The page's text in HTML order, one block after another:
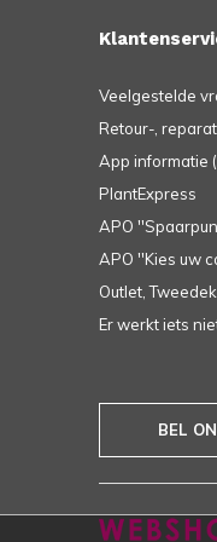
Veelgestelde
Retour-,
App informatie
PlantExpress
APO
APO ''Kies uw
Outlet,
Er werkt iets
BEL